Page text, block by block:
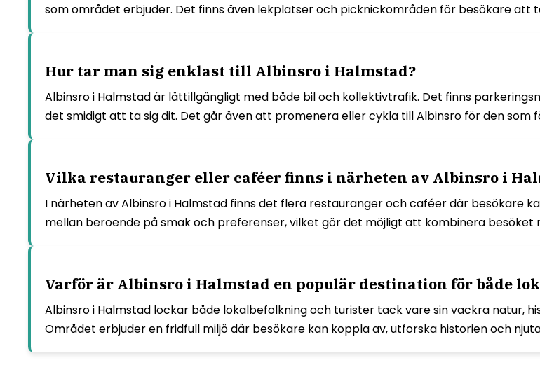
som området erbjuder. Det finns även lekplatser och picknickområden för besökare att
Hur tar man sig enklast till Albinsro i Halmstad?
Albinsro i Halmstad är lättillgängligt med både bil och kollektivtrafik. Det finns
det smidigt att ta sig dit. Det går även att promenera eller cykla till Albinsro för den som
Vilka restauranger eller caféer finns i närheten av Albinsro i
I närheten av Albinsro i Halmstad finns det flera restauranger och caféer där besökare
mellan beroende på smak och preferenser, vilket gör det möjligt att kombinera besöket
Varför är Albinsro i Halmstad en populär destination för både
Albinsro i Halmstad lockar både lokalbefolkning och turister tack vare sin vackra natur,
Området erbjuder en fridfull miljö där besökare kan koppla av, utforska historien och